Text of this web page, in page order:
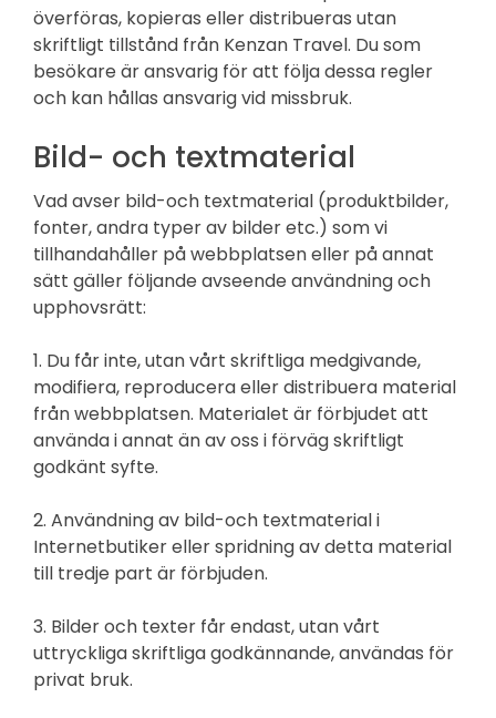
överföras, kopieras eller distribueras utan
skriftligt tillstånd från Kenzan Travel. Du som
besökare är ansvarig för att följa dessa regler
och kan hållas ansvarig vid missbruk.
Bild- och textmaterial
Vad avser bild-och textmaterial (produktbilder,
fonter, andra typer av bilder etc.) som vi
tillhandahåller på webbplatsen eller på annat
sätt gäller följande avseende användning och
upphovsrätt:
1. Du får inte, utan vårt skriftliga medgivande,
modifiera, reproducera eller distribuera material
från webbplatsen. Materialet är förbjudet att
använda i annat än av oss i förväg skriftligt
godkänt syfte.
2. Användning av bild-och textmaterial i
Internetbutiker eller spridning av detta material
till tredje part är förbjuden.
3. Bilder och texter får endast, utan vårt
uttryckliga skriftliga godkännande, användas för
privat bruk.